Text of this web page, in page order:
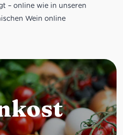
– online wie in unseren
Wein online